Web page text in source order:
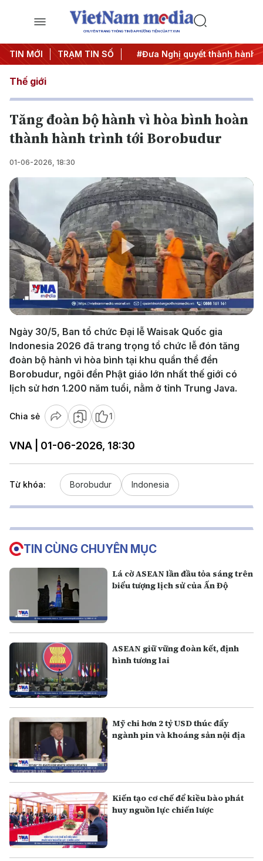
CHUYÊN TRANG THÔNG TIN ĐA PHƯƠNG TIỆN CỦA TTXVN
TIN MỚI TRẠM TIN SỐ
ương 3 #APEC 2027 #Đưa Nghị quyết thành hành
Thế giới
Tăng đoàn bộ hành vì hòa bình hoàn
thành hành trình tới Borobudur
01-06-2026, 18:30
Play
Video
Ngày 30/5, Ban tổ chức Đại lễ Waisak Quốc gia
Indonesia 2026 đã trang trọng tổ chức lễ đón tăng
đoàn bộ hành vì hòa bình tại khu quần thể đền
Borobudur, ngôi đền Phật giáo lớn nhất thế giới có
lịch sử hơn 1.200 năm tuổi, nằm ở tỉnh Trung Java.
Chia sẻ 1
VNA | 01-06-2026, 18:30
Từ khóa: Borobudur Indonesia
TIN CÙNG CHUYÊN MỤC
Lá cờ ASEAN lần đầu tỏa sáng trên
biểu tượng lịch sử của Ấn Độ
ASEAN giữ vững đoàn kết, định
hình tương lai
Mỹ chi hơn 2 tỷ USD thúc đẩy
ngành pin và khoáng sản nội địa
Kiến tạo cơ chế để kiều bào phát
huy nguồn lực chiến lược